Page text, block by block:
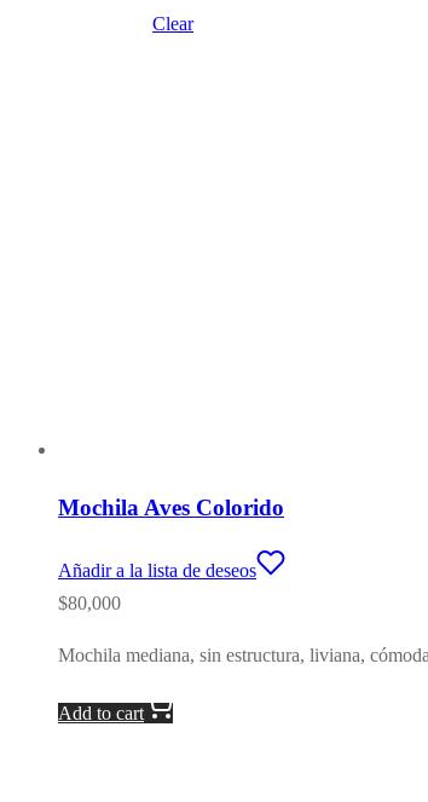
Clear
Mochila Aves Colorido
Añadir a la lista de deseos
$80,000
Mochila mediana, sin estructura, liviana,
Add to cart